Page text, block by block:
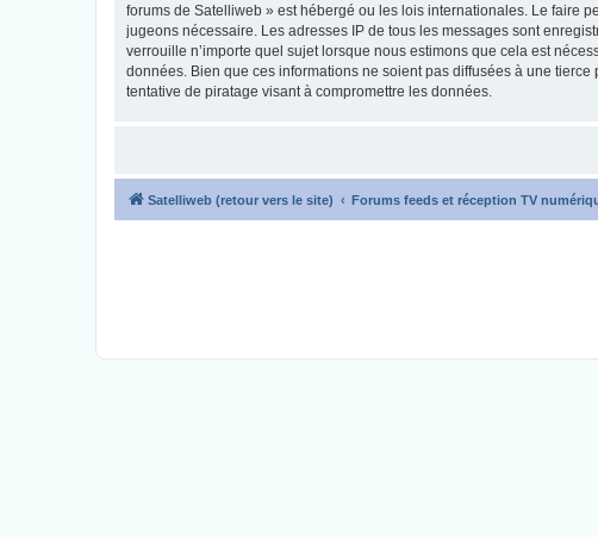
forums de Satelliweb » est hébergé ou les lois internationales. Le faire
jugeons nécessaire. Les adresses IP de tous les messages sont
verrouille n’importe quel sujet lorsque nous estimons que cela est
données. Bien que ces informations ne soient pas diffusées à une
tentative de piratage visant à compromettre les données.
Satelliweb (retour vers le site) Forums feeds et réception TV